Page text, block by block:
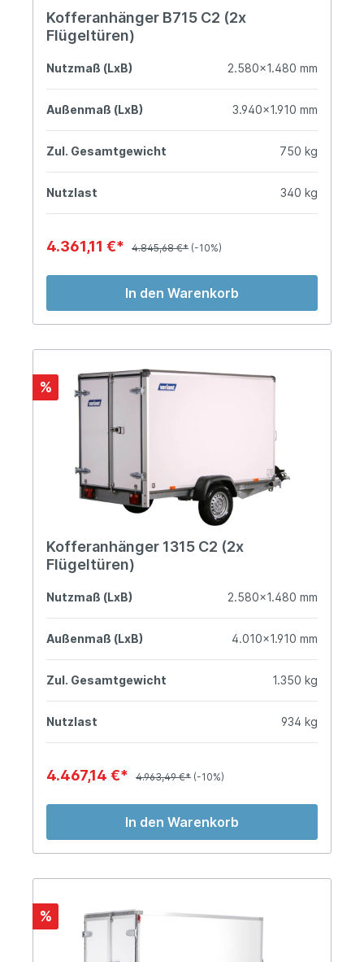
Kofferanhänger B715 C2 (2x
Flügeltüren)
Nutzmaß (LxB) 2.580x1.480 mm
Außenmaß (LxB) 3.940x1.910 mm
Zul. Gesamtgewicht 750 kg
Nutzlast 340 kg
4.361,11 €* 4.845,68 €* (-10%)
In den Warenkorb
%
Kofferanhänger 1315 C2 (2x
Flügeltüren)
Nutzmaß (LxB) 2.580x1.480 mm
Außenmaß (LxB) 4.010x1.910 mm
Zul. Gesamtgewicht 1.350 kg
Nutzlast 934 kg
4.467,14 €* 4.963,49 €* (-10%)
In den Warenkorb
%